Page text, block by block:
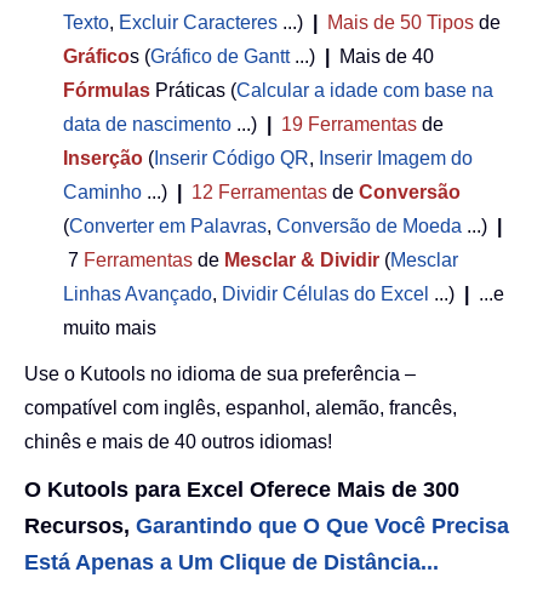
Texto, Excluir Caracteres ...) Mais de 50 Tipos de
Gráficos (Gráfico de Gantt...)
Mais de 40
Fórmulas Práticas (Calcular a idade com base na
data de nascimento ...) 19 Ferramentas de
Inserção ( Inserir Código QR, Inserir Imagem do
Caminho ...) 12 Ferramentas de Conversão
(Converter em Palavras, Conversão de Moeda ...)
7 Ferramentas de Mesclar & Dividir (Mesclar
Linhas Avançado, Dividir Células do Excel ...)
...e
muito mais
Use o Kutools no idioma de sua preferência –
compatível com inglês, espanhol, alemão, francês,
chinês e mais de 40 outros idiomas!
O Kutools para Excel Oferece Mais de 300
Recursos, Garantindo que O Que Você Precisa
Está Apenas a Um Clique de Distância...